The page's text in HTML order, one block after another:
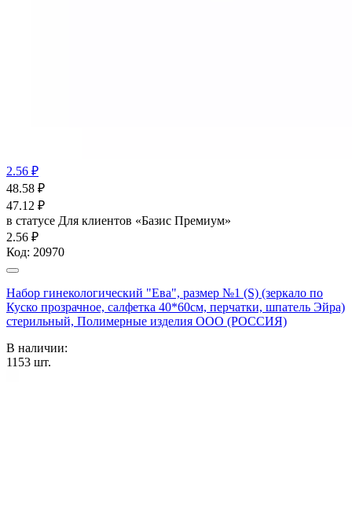
2.56 ₽
48.58 ₽
47.12 ₽
в статусе Для клиентов «Базис Премиум»
2.56 ₽
Код: 20970
Набор гинекологический "Ева", размер №1 (S) (зеркало по
Куско прозрачное, салфетка 40*60см, перчатки, шпатель Эйра)
стерильный, Полимерные изделия OOO (РОССИЯ)
В наличии:
1153 шт.